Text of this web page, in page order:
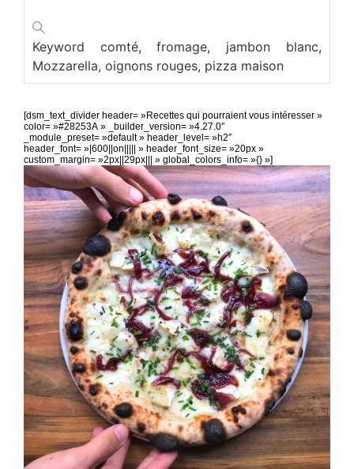
Keyword comté, fromage, jambon blanc,
Mozzarella, oignons rouges, pizza maison
[dsm_text_divider header= »Recettes qui pourraient vous intéresser »
color= »#28253A » _builder_version= »4.27.0″
_module_preset= »default » header_level= »h2″
header_font= »|600||on||||| » header_font_size= »20px »
custom_margin= »2px||29px||| » global_colors_info= »{} »]
[/dsm_text_divider]